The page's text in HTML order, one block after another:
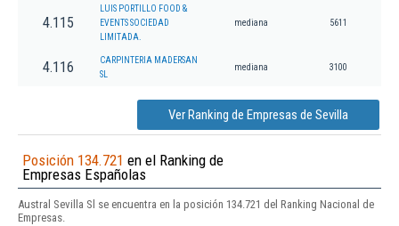
4.115
LUIS PORTILLO FOOD &
EVENTS SOCIEDAD
LIMITADA.
mediana 5611
4.116
CARPINTERIA MADERSAN
SL
mediana 3100
Ver Ranking de Empresas de Sevilla
Posición 134.721 en el Ranking de
Empresas Españolas
Austral Sevilla Sl se encuentra en la posición 134.721 del Ranking Nacional de
Empresas.